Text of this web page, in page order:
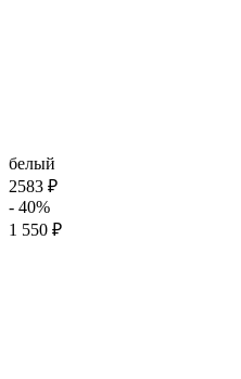
белый
2583 ₽
- 40%
1 550 ₽